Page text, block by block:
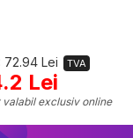
72.94 Lei TVA
Lei
valabil exclusiv online